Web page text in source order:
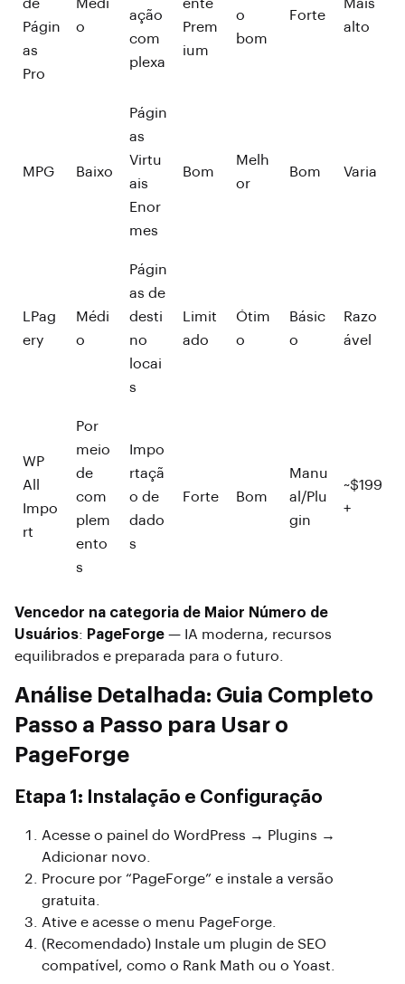
de
Págin
as
Pro
Médi
o
ação
com
plexa
ente
Prem
ium
o
bom
Forte
Mais
alto
MPG Baixo
Págin
as
Virtu
ais
Enor
mes
Bom
Melh
or
Bom Varia
LPag
ery
Médi
o
Págin
as de
desti
no
locai
s
Limit
ado
Ótim
o
Básic
o
Razo
ável
WP
All
Impo
rt
Por
meio
de
com
plem
ento
s
Impo
rtaçã
o de
dado
s
Forte Bom
Manu
al/Plu
gin
~$199
+
Vencedor na categoria de Maior Número de
Usuários: PageForge — IA moderna, recursos
equilibrados e preparada para o futuro.
Análise Detalhada: Guia Completo
Passo a Passo para Usar o
PageForge
Etapa 1: Instalação e Configuração
Acesse o painel do WordPress → Plugins →
Adicionar novo.
Procure por “PageForge” e instale a versão
gratuita.
Ative e acesse o menu PageForge.
(Recomendado) Instale um plugin de SEO
compatível, como o Rank Math ou o Yoast.